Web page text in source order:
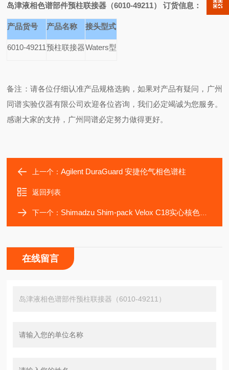
岛津液相色谱部件预柱联接器（6010-49211） 订货信息：
产品货号 产品名称 接头型式
6010-49211 预柱联接器Waters型
备注：请各位仔细认准产品规格选购，如果对产品有疑问，广州
同谱实验仪器有限公司欢迎各位咨询，我们必定竭诚为您服务。
感谢大家的支持，广州同谱必定努力做得更好。
上一个：Agilent DuraGuard 安捷伦气相色谱柱
返回列表
下一个： Shimadzu Shim-pack Velox C18实心核色谱柱
在线留言